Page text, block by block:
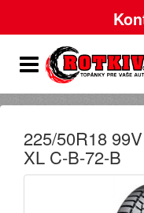
225/50R18
XL C-B-72-B